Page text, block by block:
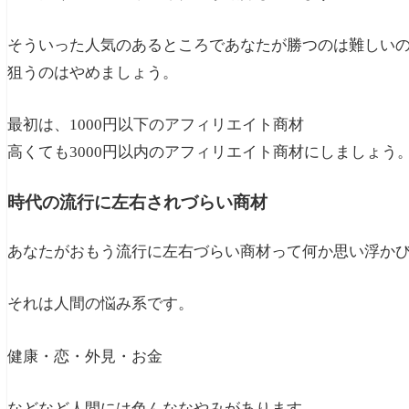
そういった人気のあるところであなたが勝つのは難しい
狙うのはやめましょう。
最初は、1000円以下のアフィリエイト商材
高くても3000円以内のアフィリエイト商材にしましょう。
時代の流行に左右されづらい商材
あなたがおもう流行に左右づらい商材って何か思い浮か
それは人間の悩み系です。
健康・恋・外見・お金